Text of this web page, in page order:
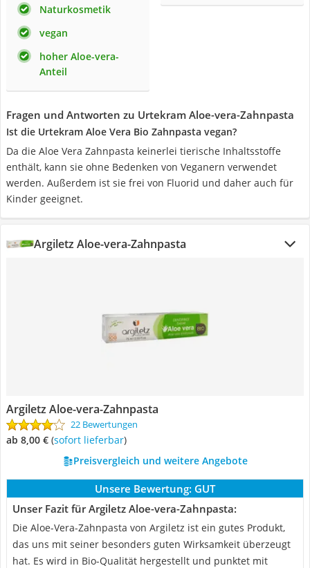
Naturkosmetik
vegan
hoher Aloe-vera-
Anteil
Fragen und Antworten zu Urtekram Aloe-vera-Zahnpasta
Ist die Urtekram Aloe Vera Bio Zahnpasta vegan?
Da die Aloe Vera Zahnpasta keinerlei tierische Inhaltsstoffe
enthält, kann sie ohne Bedenken von Veganern verwendet
werden. Außerdem ist sie frei von Fluorid und daher auch für
Kinder geeignet.
Argiletz Aloe-vera-Zahnpasta
Argiletz Aloe-vera-Zahnpasta
22 Bewertungen
ab 8,00 € ( Sofort lieferbar)
Preisvergleich und weitere Angebote
Unsere Bewertung: GUT
Unser Fazit für Argiletz Aloe-vera-Zahnpasta:
Die Aloe-Vera-Zahnpasta von Argiletz ist ein gutes Produkt,
das uns mit seiner besonders guten Wirksamkeit überzeugt
hat. Es wird in Bio-Qualität hergestellt und punktet mit